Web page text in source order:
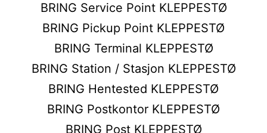
BRING Service Point KLEPPESTØ
BRING Pickup Point KLEPPESTØ
BRING Terminal KLEPPESTØ
BRING Station / Stasjon KLEPPESTØ
BRING Hentested KLEPPESTØ
BRING Postkontor KLEPPESTØ
BRING Post KLEPPESTØ